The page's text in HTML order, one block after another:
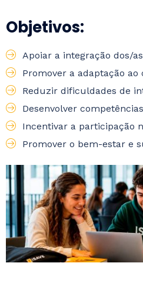
Objetivos:
Apoiar a integração dos/
Promover a adaptação
Reduzir dificuldades de
Desenvolver
Incentivar a participação
Promover o bem-estar e